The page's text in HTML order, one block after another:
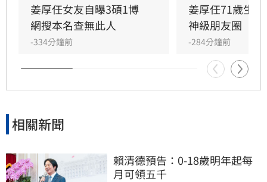
更有網友爆料其過去經歷與改名等爭議。面對外
界對女友背景的連番檢視與熱議，姜厚任受訪時
直言，這段感情本是浪漫的愛情片，不希望演變
成偵探片，強調無論對方背景如何都堅定相愛，
並表示涉及個人隱私與法律問題，後續將不再針
對相關傳聞做出任何回應。
姜厚任女友自曝3碩1博
網搜本名查無此人
-334分鐘前
姜厚任71歲生
神級朋友圈
-284分鐘前
相關新聞
賴清德預告：0-18歲明年起每
月可領五千